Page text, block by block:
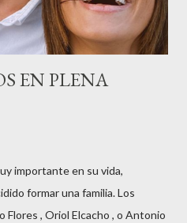
EN PLENA
importante en su vida,
formar una familia. Los
Flores , Oriol Elcacho , o Antonio